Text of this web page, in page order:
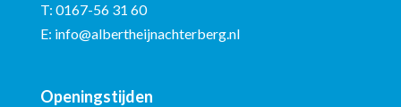
T: 0167-56 31 60
E: info@albertheijnachterberg.nl
Openingstijden